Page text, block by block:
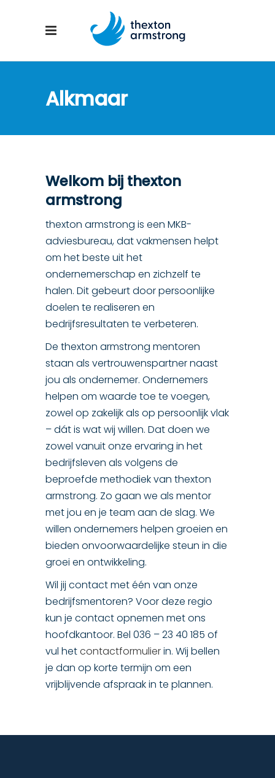
Alkmaar
Welkom bij thexton
armstrong
thexton armstrong is een MKB-
adviesbureau, dat vakmensen helpt
om het beste uit het
ondernemerschap en zichzelf te
halen. Dit gebeurt door persoonlijke
doelen te realiseren en
bedrijfsresultaten te verbeteren.
De thexton armstrong mentoren
staan als vertrouwenspartner naast
jou als ondernemer. Ondernemers
helpen om waarde toe te voegen,
zowel op zakelijk als op persoonlijk vlak
– dát is wat wij willen. Dat doen we
zowel vanuit onze ervaring in het
bedrijfsleven als volgens de
beproefde methodiek van thexton
armstrong. Zo gaan we als mentor
met jou en je team aan de slag. We
willen ondernemers helpen groeien en
bieden onvoorwaardelijke steun in die
groei en ontwikkeling.
Wil jij contact met één van onze
bedrijfsmentoren? Voor deze regio
kun je contact opnemen met ons
hoofdkantoor. Bel 036 – 23 40 185 of
vul hetcontactformulierin. Wij bellen
je dan op korte termijn om een
vrijblijvende afspraak in te plannen.